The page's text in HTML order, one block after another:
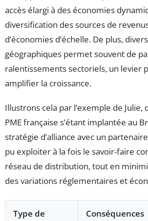
accès élargi à des économies
diversification des sources de
d’économies d’échelle. De plus,
géographiques permet souvent de
ralentissements sectoriels, un levier
amplifier la croissance.
Illustrons cela par l’exemple de Julie,
PME française s’étant implantée au
stratégie d’alliance avec un
pu exploiter à la fois le savoir-faire
réseau de distribution, tout en
des variations réglementaires et
Type de
Conséquences